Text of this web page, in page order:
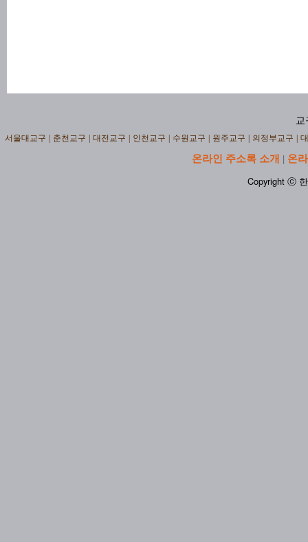
교
서울대교구 춘천교구 대전교구 인천교구 수원교구 원주교구 의정부교구
온라인 주소록 소개 | 온
Copyright ⓒ